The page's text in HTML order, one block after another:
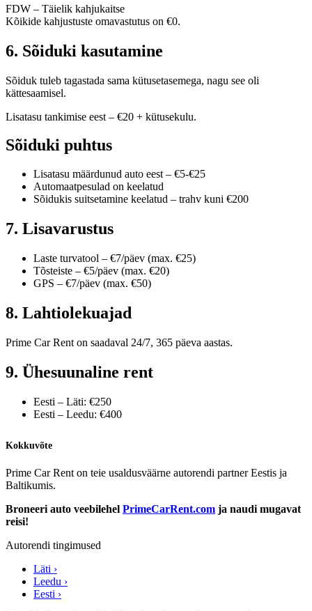
FDW – Täielik kahjukaitse
Kõikide kahjustuste omavastutus on €0.
6. Sõiduki kasutamine
Sõiduk tuleb tagastada sama kütusetasemega, nagu see oli
kättesaamisel.
Lisatasu tankimise eest – €20 + kütusekulu.
Sõiduki puhtus
Lisatasu määrdunud auto eest – €5-€25
Automaatpesulad on keelatud
Sõidukis suitsetamine keelatud – trahv kuni €200
7. Lisavarustus
Laste turvatool – €7/päev (max. €25)
Tõsteiste – €5/päev (max. €20)
GPS – €7/päev (max. €50)
8. Lahtiolekuajad
Prime Car Rent on saadaval 24/7, 365 päeva aastas.
9. Ühesuunaline rent
Eesti – Läti: €250
Eesti – Leedu: €400
Kokkuvõte
Prime Car Rent on teie usaldusväärne autorendi partner Eestis ja
Baltikumis.
Broneeri auto veebilehel PrimeCarRent.com ja naudi mugavat
reisi!
Autorendi tingimused
Läti ›
Leedu ›
Eesti ›